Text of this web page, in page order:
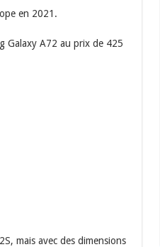
en 2021.
Galaxy A72 au prix de 425
mais avec des dimensions